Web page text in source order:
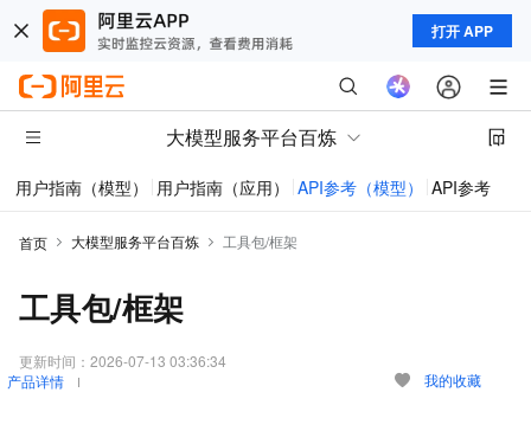
打开 APP
大模型服务平台百炼
用户指南（模型） 用户指南（应用） API参考（模型） API参考（应
首页 大模型服务平台百炼 工具包/框架
工具包/框架
更新时间： 2026-07-13 03:36:34
产品详情
我的收藏